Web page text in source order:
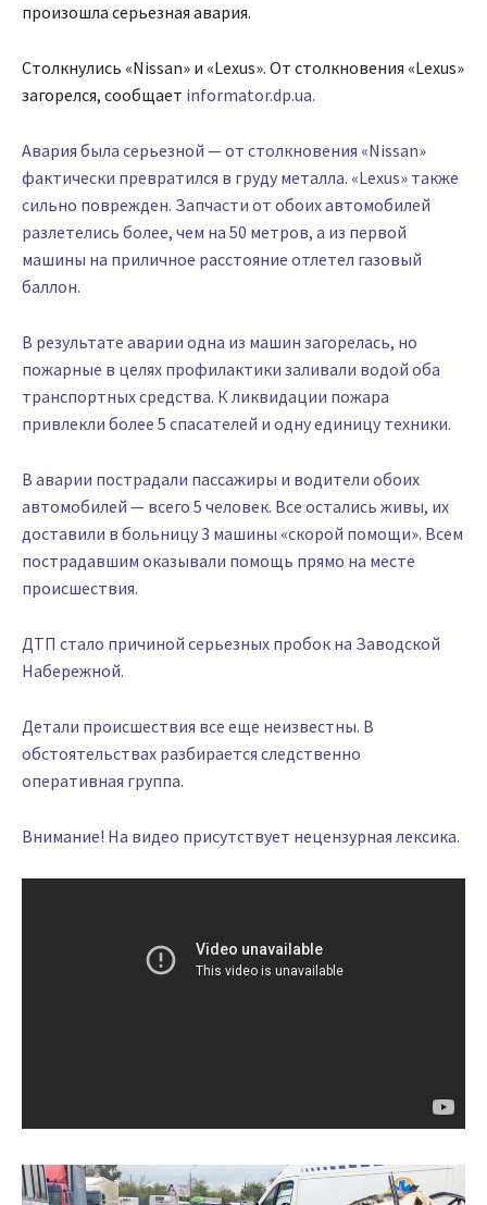
произошла серьезная авария.
Столкнулись «Nissan» и «Lexus». От столкновения «Lexus»
загорелся, сообщает informator.dp.ua.
Авария была серьезной — от столкновения «Nissan»
фактически превратился в груду металла. «Lexus» также
сильно поврежден. Запчасти от обоих автомобилей
разлетелись более, чем на 50 метров, а из первой
машины на приличное расстояние отлетел газовый
баллон.
В результате аварии одна из машин загорелась, но
пожарные в целях профилактики заливали водой оба
транспортных средства. К ликвидации пожара
привлекли более 5 спасателей и одну единицу техники.
В аварии пострадали пассажиры и водители обоих
автомобилей — всего 5 человек. Все остались живы, их
доставили в больницу 3 машины «скорой помощи». Всем
пострадавшим оказывали помощь прямо на месте
происшествия.
ДТП стало причиной серьезных пробок на Заводской
Набережной.
Детали происшествия все еще неизвестны. В
обстоятельствах разбирается следственно
оперативная группа.
Внимание! На видео присутствует нецензурная лексика.